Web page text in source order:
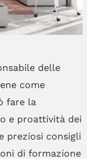
delle
come
fare la
e proattività dei
preziosi consigli
di formazione